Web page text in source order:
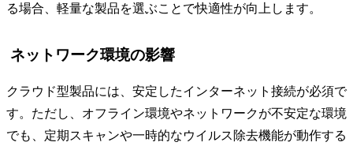
る場合、軽量な製品を選ぶことで快適性が向上します。
ネットワーク環境の影響
クラウド型製品には、安定したインターネット接続が必須で
す。ただし、オフライン環境やネットワークが不安定な環境
でも、定期スキャンや一時的なウイルス除去機能が動作する